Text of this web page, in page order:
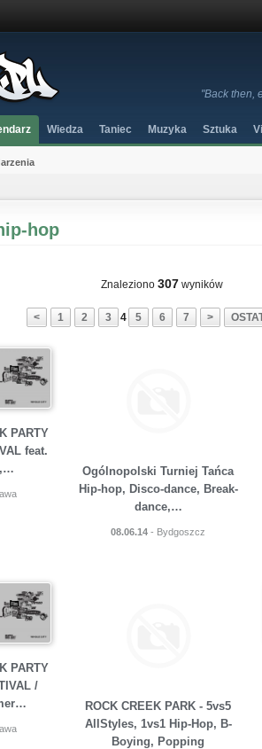
"Back then,
Wiedza Taniec Muzyka Sztuka
hop
Znaleziono 307 wyników
< 1 2 3 4 5 6 7 >
PARTY
feat.
Ogólnopolski Turniej Tańca
Hip-hop, Disco-dance, Break-
dance,…
08.06.14 - Bydgoszcz
PARTY
/
ROCK CREEK PARK - 5vs5
AllStyles, 1vs1 Hip-Hop, B-
Boying, Popping